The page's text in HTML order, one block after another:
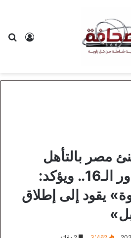
مصر بالتأهل
التاريخي إلى دور الـ16.. ويؤكد:
يقود إلى إطلاق